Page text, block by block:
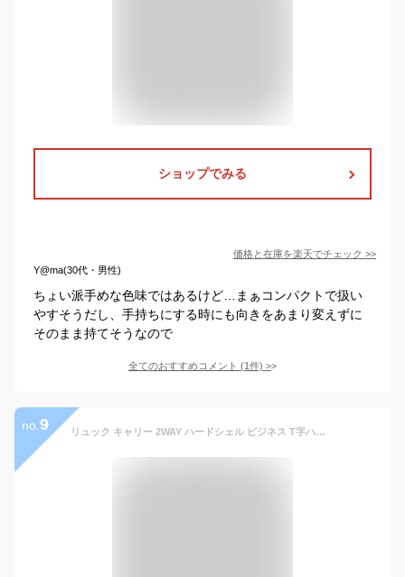
ショップでみる
価格と在庫を楽天でチェック >>
Y@ma(30代・男性)
ちょい派手めな色味ではあるけど…まぁコンパクトで扱い
やすそうだし、手持ちにする時にも向きをあまり変えずに
そのまま持てそうなので
全てのおすすめコメント (1件) >
no. 9 リュック キャリー 2WAY ハードシェル ビジネス T字ハンドル ソフト スーツケース キャリーバッグ キャリーケース S サイズ 小型 機内持ち込み 1泊2日 2泊3日 3桁 ダイヤル式 ロック キャスター付き リュックサック バッグ 2輪 GPT (gu1b225)【旅行グッズ10点オマケ】[C]